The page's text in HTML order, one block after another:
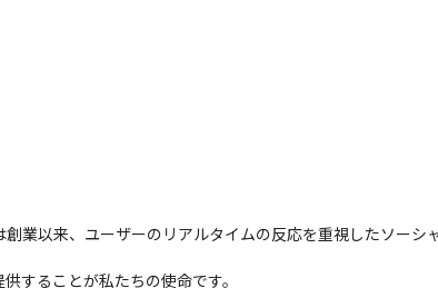
業以来、ユーザーのリアルタイムの反応を重視したソーシ
することが私たちの使命です。